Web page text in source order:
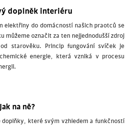
doplněk interiéru
elektřiny do domácností našich praotců se
můžeme označit za ten nejjednodušší zdroj
starověku. Princip fungování svíček je
energie, která vzniká v procesu
na ně?
doplňky, které svým vzhledem a funkčností